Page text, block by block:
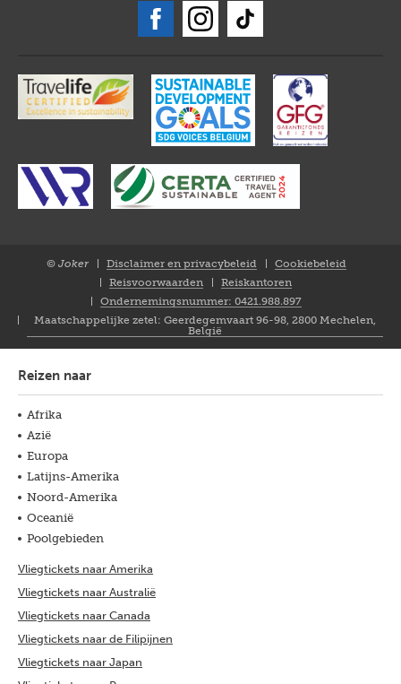
© Joker
Disclaimer en privacybeleid
Cookiebeleid
Reisvoorwaarden
Reiskantoren
Ondernemingsnummer: 0421.988.897
Maatschappelijke zetel: Geerdegemvaart 96-98, 2800 Mechelen,
België
Reizen naar
Afrika
Azië
Europa
Latijns-Amerika
Noord-Amerika
Oceanië
Poolgebieden
Vliegtickets naar Amerika
Vliegtickets naar Australië
Vliegtickets naar Canada
Vliegtickets naar de Filipijnen
Vliegtickets naar Japan